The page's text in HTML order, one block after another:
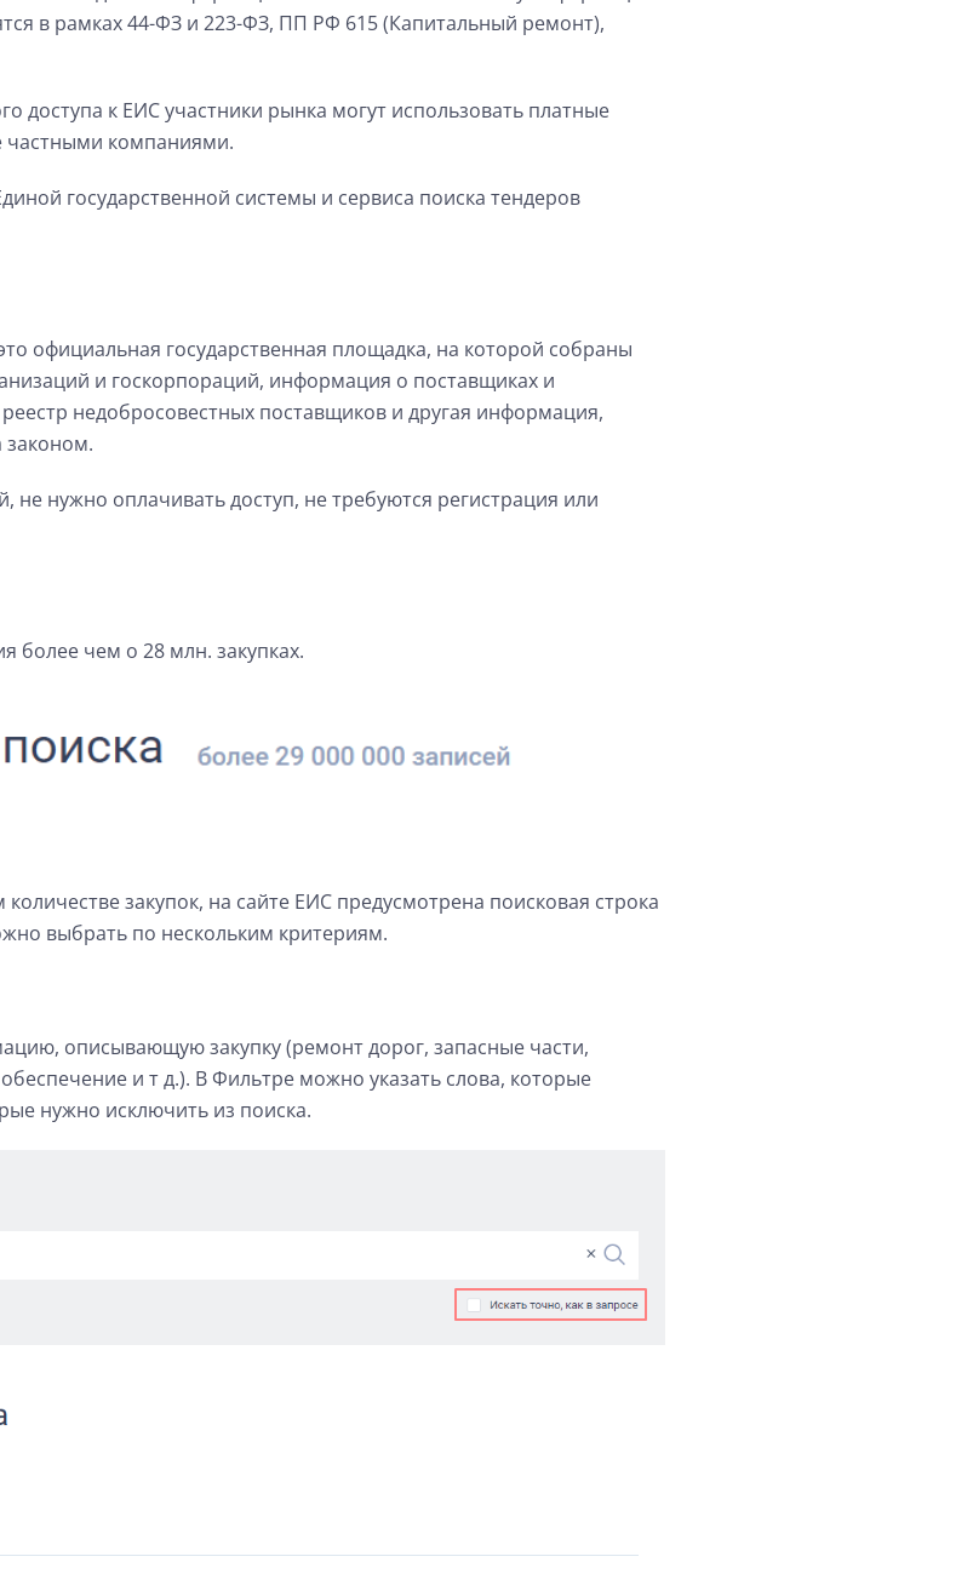
в рамках 44-ФЗ и 223-ФЗ, ПП РФ 615 (Капитальный ремонт),
доступа к ЕИС участники рынка могут использовать платные
частными компаниями.
государственной системы и сервиса поиска тендеров
официальная государственная площадка, на которой собраны
и госкорпораций, информация о поставщиках и
реестр недобросовестных поставщиков и другая информация,
законом.
нужно оплачивать доступ, не требуются регистрация или
более чем о 28 млн. закупках.
закупок, на сайте ЕИС предусмотрена поисковая строка
выбрать по нескольким критериям.
описывающую закупку (ремонт дорог, запасные части,
и т д.). В Фильтре можно указать слова, которые
нужно исключить из поиска.